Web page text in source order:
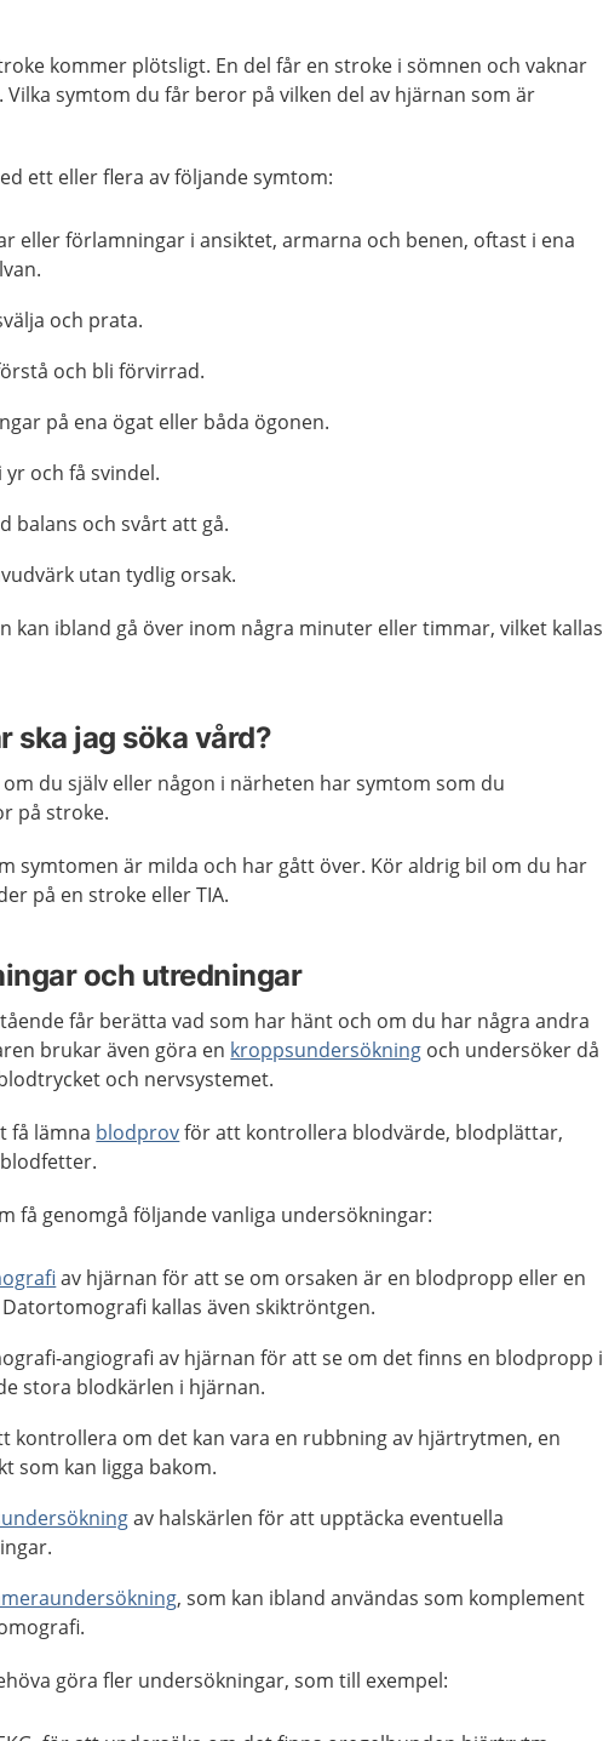
kommer plötsligt. En del får en stroke i sömnen och vaknar
Vilka symtom du får beror på vilken del av hjärnan som är
ett eller flera av följande symtom:
eller förlamningar i ansiktet, armarna och benen, oftast i ena
och prata.
och bli förvirrad.
på ena ögat eller båda ögonen.
yr och få svindel.
balans och svårt att gå.
utan tydlig orsak.
kan ibland gå över inom några minuter eller timmar, vilket kallas
ska jag söka vård?
om du själv eller någon i närheten har symtom som du
på stroke.
symtomen är milda och har gått över. Kör aldrig bil om du har
på en stroke eller TIA.
och utredningar
får berätta vad som har hänt och om du har några andra
brukar även göra en kroppsundersökning och undersöker då
och nervsystemet.
få lämna blodprovför att kontrollera blodvärde, blodplättar,
få genomgå följande vanliga undersökningar:
av hjärnan för att se om orsaken är en blodpropp eller en
kallas även skiktröntgen.
angiografi av hjärnan för att se om det finns en blodpropp i
stora blodkärlen i hjärnan.
kontrollera om det kan vara en rubbning av hjärtrytmen, en
som kan ligga bakom.
av halskärlen för att upptäcka eventuella
, som kan ibland användas som komplement
göra fler undersökningar, som till exempel: